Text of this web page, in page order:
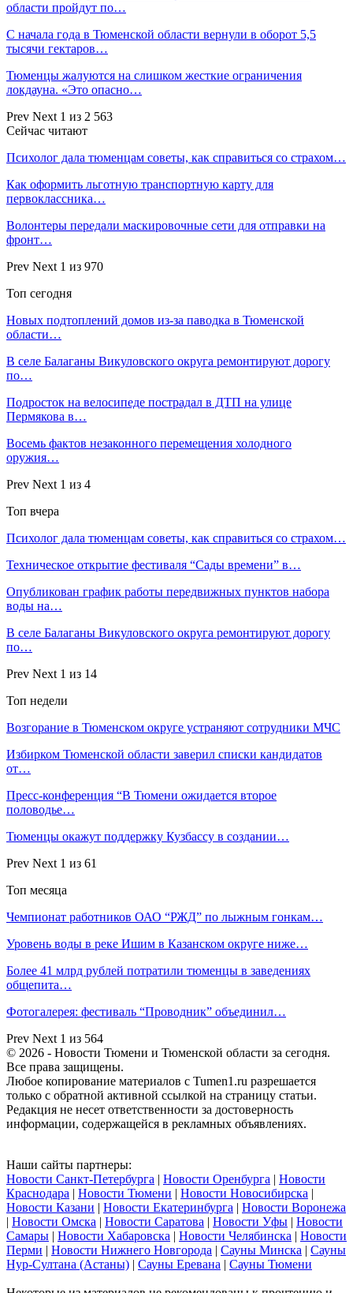
области пройдут по…
С начала года в Тюменской области вернули в оборот 5,5
тысячи гектаров…
Тюменцы жалуются на слишком жесткие ограничения
локдауна. «Это опасно…
Prev Next 1 из 2 563
Сейчас читают
Психолог дала тюменцам советы, как справиться со страхом…
Как оформить льготную транспортную карту для
первоклассника…
Волонтеры передали маскировочные сети для отправки на
фронт…
Prev Next 1 из 970
Топ сегодня
Новых подтоплений домов из-за паводка в Тюменской
области…
В селе Балаганы Викуловского округа ремонтируют дорогу
по…
Подросток на велосипеде пострадал в ДТП на улице
Пермякова в…
Восемь фактов незаконного перемещения холодного
оружия…
Prev Next 1 из 4
Топ вчера
Психолог дала тюменцам советы, как справиться со страхом…
Техническое открытие фестиваля “Сады времени” в…
Опубликован график работы передвижных пунктов набора
воды на…
В селе Балаганы Викуловского округа ремонтируют дорогу
по…
Prev Next 1 из 14
Топ недели
Возгорание в Тюменском округе устраняют сотрудники МЧС
Избирком Тюменской области заверил списки кандидатов
от…
Пресс-конференция “В Тюмени ожидается второе
половодье…
Тюменцы окажут поддержку Кузбассу в создании…
Prev Next 1 из 61
Топ месяца
Чемпионат работников ОАО “РЖД” по лыжным гонкам…
Уровень воды в реке Ишим в Казанском округе ниже…
Более 41 млрд рублей потратили тюменцы в заведениях
общепита…
Фотогалерея: фестиваль “Проводник” объединил…
Prev Next 1 из 564
© 2026 - Новости Тюмени и Тюменской области за сегодня.
Все права защищены.
Любое копирование материалов с Tumen1.ru разрешается
только с обратной активной ссылкой на страницу статьи.
Редакция не несет ответственности за достоверность
информации, содержащейся в рекламных объявлениях.
Наши сайты партнеры:
Новости Санкт-Петербурга | Новости Оренбурга | Новости
Краснодара | Новости Тюмени | Новости Новосибирска |
Новости Казани | Новости Екатеринбурга | Новости Воронежа
| Новости Омска | Новости Саратова | Новости Уфы | Новости
Самары | Новости Хабаровска | Новости Челябинска | Новости
Перми | Новости Нижнего Новгорода | Сауны Минска | Сауны
Нур-Султана (Астаны) | Сауны Еревана | Сауны Тюмени